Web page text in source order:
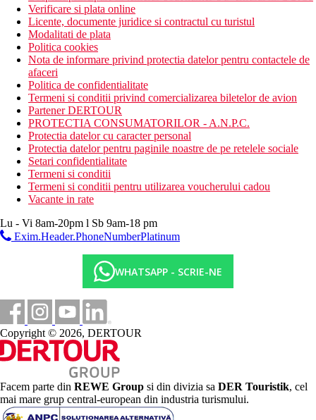
Hotelul dispune de:
hol de intrare cu receptie
72 camere
restaurantul principal
restaurant a la carte
2 baruri
piscina
terasa cu umbrele de soare si sezlonguri
Wifi
sala de conferinta
Healing Earth Spa ofera o gama larga de tratamente si
masaje (contra cost)
Descrierea plajei
plaja Kendwa cu nisip alb fin
Activitati sportive gratuite
Activitati sportive contra cost
scufundari
sporturi acvatice pe plaja
Mese
Demipensiune:
Mic dejun si cina tip bufet sau meniu fix (restaurantul
principal)
Zilnic 2 l de apa in camera
Pensiune completa:
Mic dejun, pranz si cina tip bufet sau meniu fix
Verificare si plata online
Licente, documente juridice si contractul cu turistul
Modalitati de plata
Politica cookies
Nota de informare privind protectia datelor pentru contactele de
afaceri
Politica de confidentialitate
Termeni si conditii privind comercializarea biletelor de avion
Partener DERTOUR
PROTECTIA CONSUMATORILOR - A.N.P.C.
Protectia datelor cu caracter personal
Protectia datelor pentru paginile noastre de pe retelele sociale
Setari confidentialitate
Termeni si conditii
Termeni si conditii pentru utilizarea voucherului cadou
Vacante in rate
Lu - Vi 8am-20pm l Sb 9am-18 pm
Exim.Header.PhoneNumberPlatinum
WHATSAPP - SCRIE-NE
Copyright © 2026, DERTOUR
Facem parte din REWE Group si din divizia sa DER Touristik, cel
mai mare grup central-european din industria turismului.